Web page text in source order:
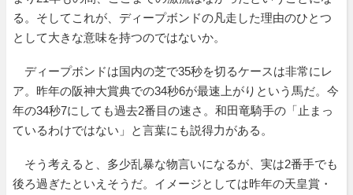
る。そしてこれが、ディープボンドの凡走した理由のひとつ
として大きな意味を持つのではないか。
ディープボンドは国内の芝で35秒を切るケースは非常にレ
ア。昨年の阪神大賞典での34秒6が最速上がりという馬だ。今
年の34秒7にしても過去2番目の速さ。和田竜騎手の「止まっ
ているわけではない」と言葉にも説得力がある。
そう考えると、多少乱暴な物言いになるが、実は2番手でも
後ろ過ぎたといえそうだ。イメージとしては昨年の天皇賞・